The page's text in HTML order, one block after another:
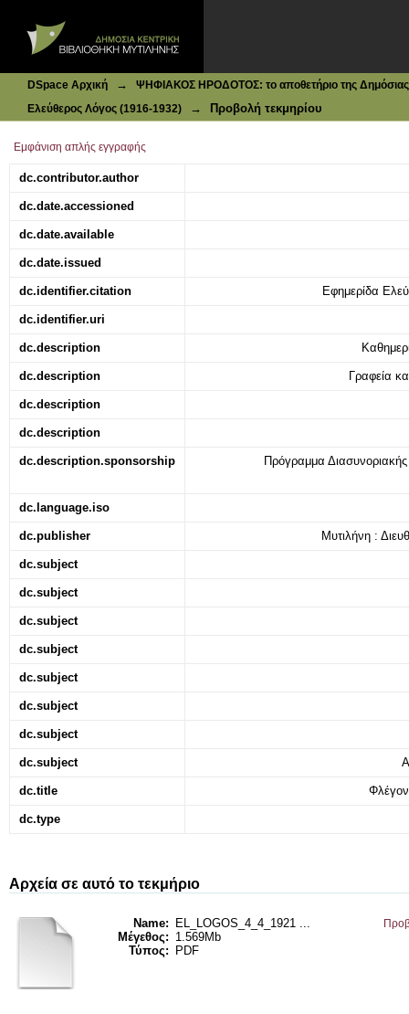
DSpace Αρχική →
ΨΗΦΙΑΚΟΣ ΗΡΟΔΟΤΟΣ: το αποθετήριο της Δημόσιας
Ελεύθερος Λόγος (1916-1932)
→ Προβολή τεκμηρίου
Εμφάνιση απλής εγγραφής
dc.contributor.author
dc.date.accessioned
dc.date.available
dc.date.issued
dc.identifier.citation Εφημερίδα
dc.identifier.uri
dc.description
dc.description Γραφεία
dc.description
dc.description
dc.description.sponsorship Πρόγραμμα
dc.language.iso
dc.publisher Μυτιλήνη :
dc.subject
dc.subject
dc.subject
dc.subject
dc.subject
dc.subject
dc.subject
dc.subject
dc.title
dc.type
Αρχεία σε αυτό το τεκμήριο
Name:
EL_LOGOS_4_4_1921 ...
Μέγεθος: 1.569Mb
Τύπος:
PDF